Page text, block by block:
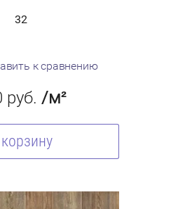
32
к сравнению
руб. /м²